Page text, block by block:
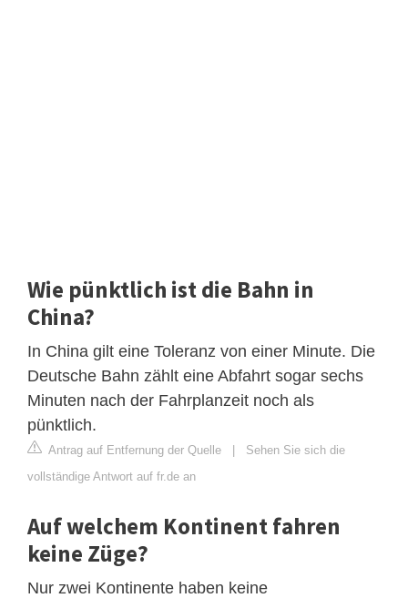
Wie pünktlich ist die Bahn in
China?
In China gilt eine Toleranz von einer Minute. Die
Deutsche Bahn zählt eine Abfahrt sogar sechs
Minuten nach der Fahrplanzeit noch als
pünktlich.
Antrag auf Entfernung der Quelle | Sehen Sie sich die
vollständige Antwort auf fr.de an
Auf welchem Kontinent fahren
keine Züge?
Nur zwei Kontinente haben keine